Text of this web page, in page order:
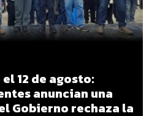
12 de agosto:
anuncian una
Gobierno rechaza la